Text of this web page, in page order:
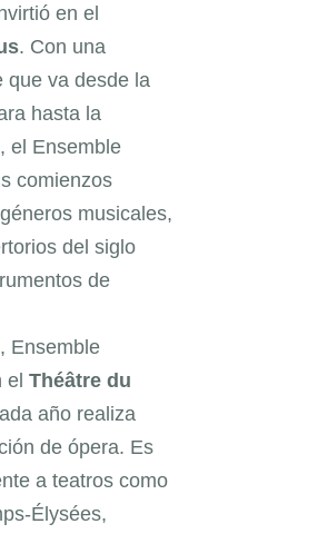
en el
. Con una
que va desde la
hasta la
el Ensemble
comienzos
musicales,
del siglo
de
Ensemble
el Théâtre du
año realiza
de ópera. Es
a teatros como
Élysées,